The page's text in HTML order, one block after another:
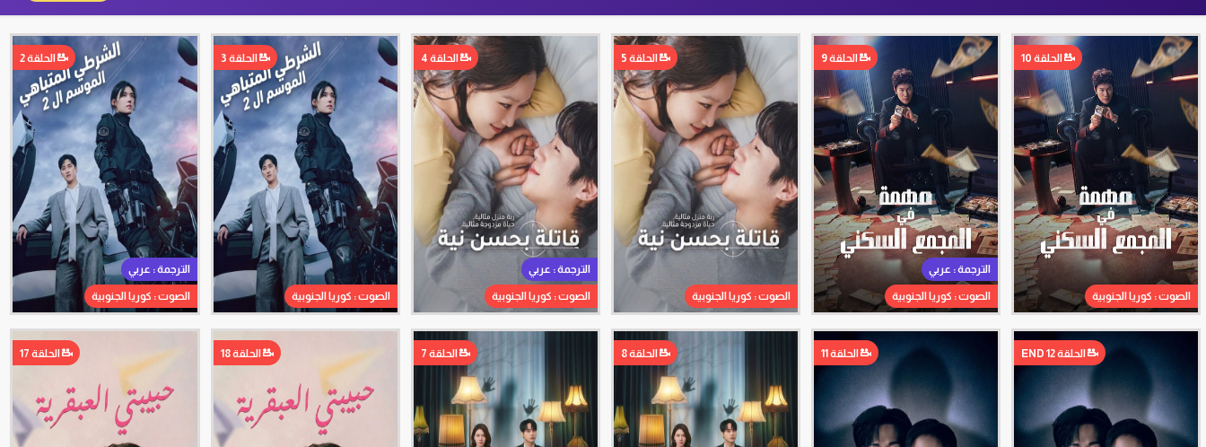
الصوت : كوريا الجنوبية
الحلقة 10
الترجمة : عربي
الصوت : كوريا الجنوبية
الحلقة 9
الصوت : كوريا الجنوبية
الحلقة 5
الترجمة : عربي
الصوت : كوريا الجنوبية
الحلقة 4
الصوت : كوريا الجنوبية
الحلقة 3
الترجمة : عربي
الصوت : كوريا الجنوبية
الحلقة 2
الحلقة 12 END الحلقة 11 الحلقة 8 الحلقة 7 الحلقة 18 الحلقة 17